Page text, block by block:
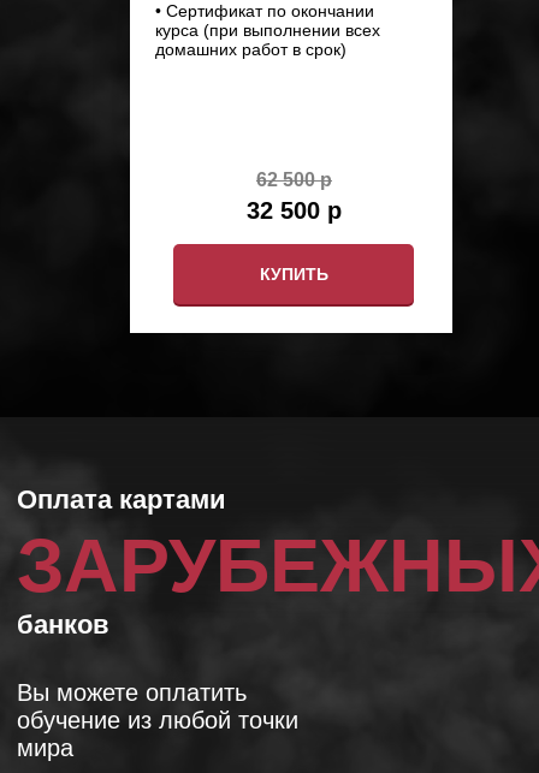
32 500 р
62 500 р
• Сертификат по окончании
курса (при выполнении всех
домашних работ в срок)
КУПИТЬ